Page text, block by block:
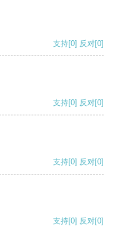
支持[0] 反对[0]
支持[0] 反对[0]
支持[0] 反对[0]
支持[0] 反对[0]